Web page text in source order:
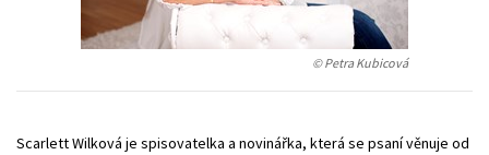
Young adult (SK)
Zahraniční literatura Zdraví a životní styl
© Petra Kubicová
Scarlett Wilková je spisovatelka a novinářka, která se psaní věnuje od